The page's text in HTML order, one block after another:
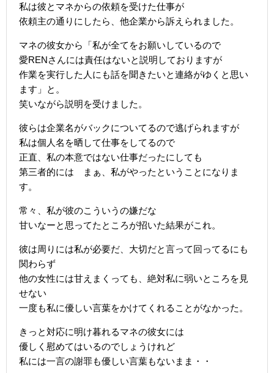
私は彼とマネからの依頼を受けた仕事が
依頼主の通りにしたら、他企業から訴えられました。
マネの彼女から「私が全てをお願いしているので
愛RENさんには責任はないと説明しておりますが
作業を実行した人にも話を聞きたいと連絡がゆくと思い
ます」と。
笑いながら説明を受けました。
彼らは企業名がバックについてるので逃げられますが
私は個人名を晒して仕事をしてるので
正直、私の本意ではない仕事だったにしても
第三者的には まぁ、私がやったということになりま
す。
常々、私が彼のこういうの嫌だな
甘いなーと思ってたところが招いた結果がこれ。
彼は周りには私が必要だ、大切だと言って回ってるにも
関わらず
他の女性には甘えまくっても、絶対私に弱いところを見
せない
一度も私に優しい言葉をかけてくれることがなかった。
きっと対応に明け暮れるマネの彼女には
優しく慰めてはいるのでしょうけれど
私には一言の謝罪も優しい言葉もないまま・・